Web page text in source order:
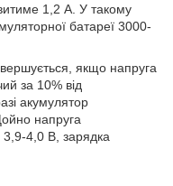
1,2 A. У такому
батареї 3000-
якщо напруга
за 10% від
акумулятор
напруга
3,9-4,0 В, зарядка